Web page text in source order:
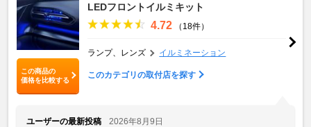
この商品の
価格を比較する
LEDフロントイルミキット
4.72 （18件）
ランプ、レンズ イルミネーション
このカテゴリの取付店を探す
ユーザーの最新投稿
2026年8月9日